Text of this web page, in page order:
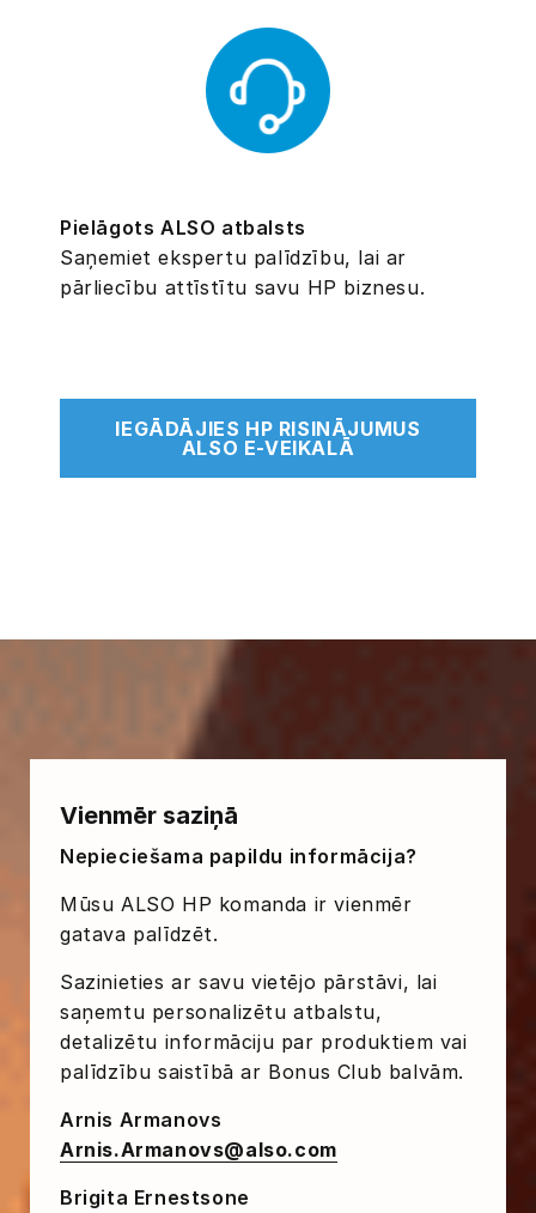
Pielāgots ALSO atbalsts
Saņemiet ekspertu palīdzību, lai ar
pārliecību attīstītu savu HP biznesu.
IEGĀDĀJIES HP RISINĀJUMUS
ALSO E-VEIKALĀ
Vienmēr saziņā
Nepieciešama papildu informācija?
Mūsu ALSO HP komanda ir vienmēr
gatava palīdzēt.
Sazinieties ar savu vietējo pārstāvi, lai
saņemtu personalizētu atbalstu,
detalizētu informāciju par produktiem vai
palīdzību saistībā ar Bonus Club balvām.
Arnis Armanovs
Arnis.Armanovs@also.com
Brigita Ernestsone